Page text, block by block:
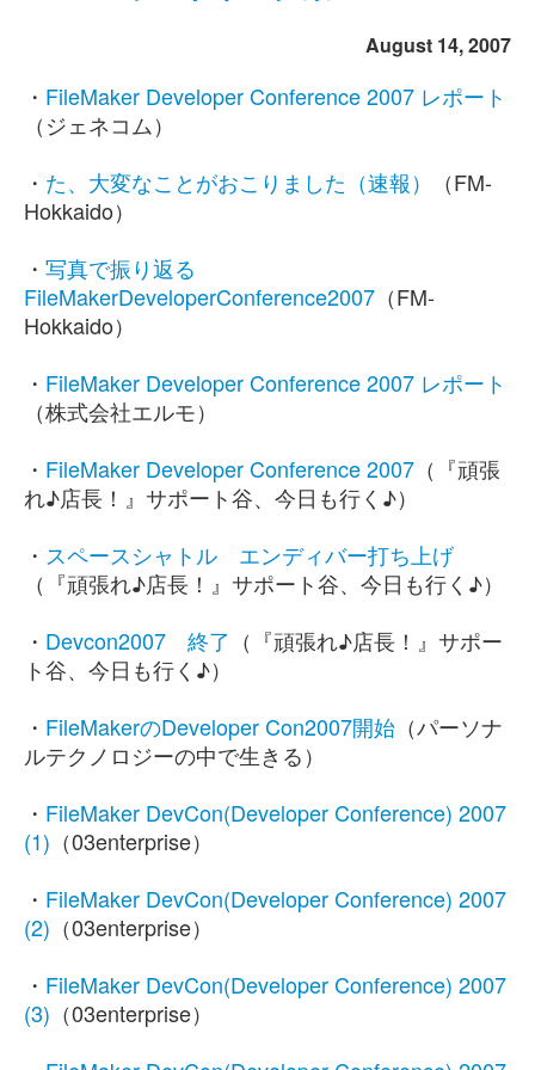
August 14, 2007
・ FileMaker Developer Conference 2007 レポート
（ジェネコム）
・ た、大変なことがおこりました（速報）
（FM-
Hokkaido）
・ 写真で振り返る
FileMakerDeveloperConference2007 （FM-
Hokkaido）
・ FileMaker Developer Conference 2007 レポート
（株式会社エルモ）
・ FileMaker Developer Conference 2007 （『頑張
れ♪店長！』サポート谷、今日も行く♪）
・ スペースシャトル エンディバー打ち上げ
（『頑張れ♪店長！』サポート谷、今日も行く♪）
・ Devcon2007 終了 （『頑張れ♪店長！』サポー
ト谷、今日も行く♪）
・ FileMakerのDeveloper Con2007開始 （パーソナ
ルテクノロジーの中で生きる）
・ FileMaker DevCon(Developer Conference) 2007
(1) （03enterprise）
・ FileMaker DevCon(Developer Conference) 2007
(2) （03enterprise）
・ FileMaker DevCon(Developer Conference) 2007
(3) （03enterprise）